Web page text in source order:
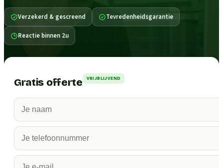
Verzekerd & gescreend Tevredenheidsgarantie
Reactie binnen 2u
Gratis offerte VRIJBLIJVEND